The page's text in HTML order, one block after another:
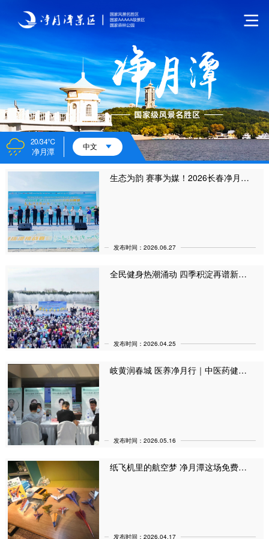
20/34℃
净月潭 中文
生态为韵 赛事为媒！2026长春净月潭四季欢乐跑夏季欣然赛火热开跑
发布时间：2026.06.27
全民健身热潮涌动 四季积淀再谱新篇 2026长春净月潭四季欢乐跑春季超然赛如约而至
发布时间：2026.04.25
岐黄润春城 医养净月行｜中医药健康盛宴 让游客尽享“景区里的中医义诊”（5月16日）
发布时间：2026.05.16
纸飞机里的航空梦 净月潭这场免费研学还在招募！（4月17日）
发布时间：2026.04.17